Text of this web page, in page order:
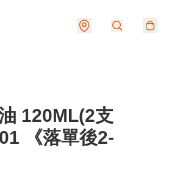
120ML(2支
《落單後2-